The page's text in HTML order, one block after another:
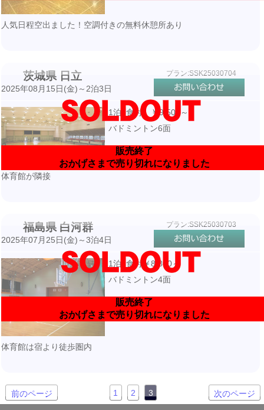
人気日程空出ました！空調付きの無料休憩所あり
販売終了
おかげさまで売り切れになりました
茨城県 日立
2025年08月15日(金)～2泊3日
プラン:SSK25030704
1泊3食付 ￥9,500～
バドミントン6面
体育館が隣接
販売終了
おかげさまで売り切れになりました
福島県 白河群
2025年07月25日(金)～3泊4日
プラン:SSK25030703
1泊3食付￥8,800～
バドミントン4面
体育館は宿より徒歩圏内
前のページ 1 2 3 次のページ